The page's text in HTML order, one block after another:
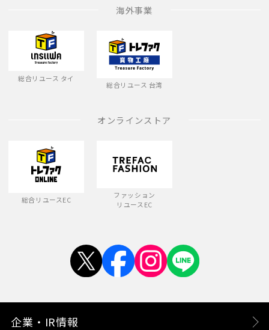
海外事業
総合リユース タイ
総合リユース 台湾
オンラインストア
総合リユースEC
ファッション
リユースEC
企業・IR情報